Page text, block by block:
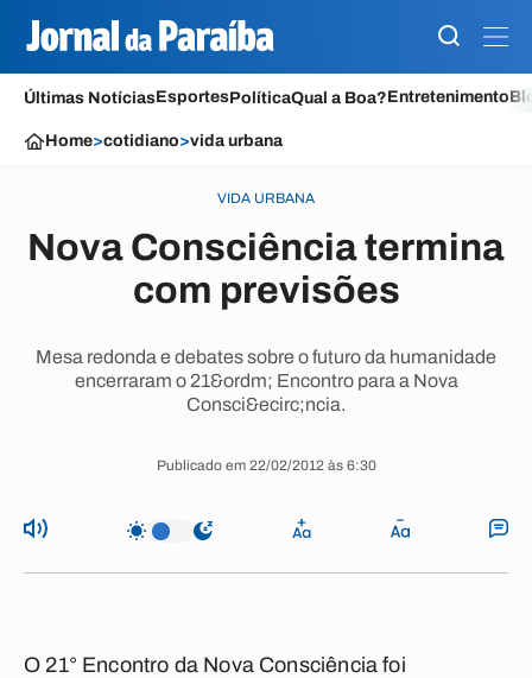
Últimas NotíciasEsportesPolíticaQual a Boa?Entretenimento
Home>cotidiano>vida urbana
VIDA URBANA
Nova Consciência termina
com previsões
Mesa redonda e debates sobre o futuro da humanidade
encerraram o 21&ordm; Encontro para a Nova
Consci&ecirc;ncia.
Publicado em 22/02/2012 às 6:30
O 21° Encontro da Nova Consciência foi